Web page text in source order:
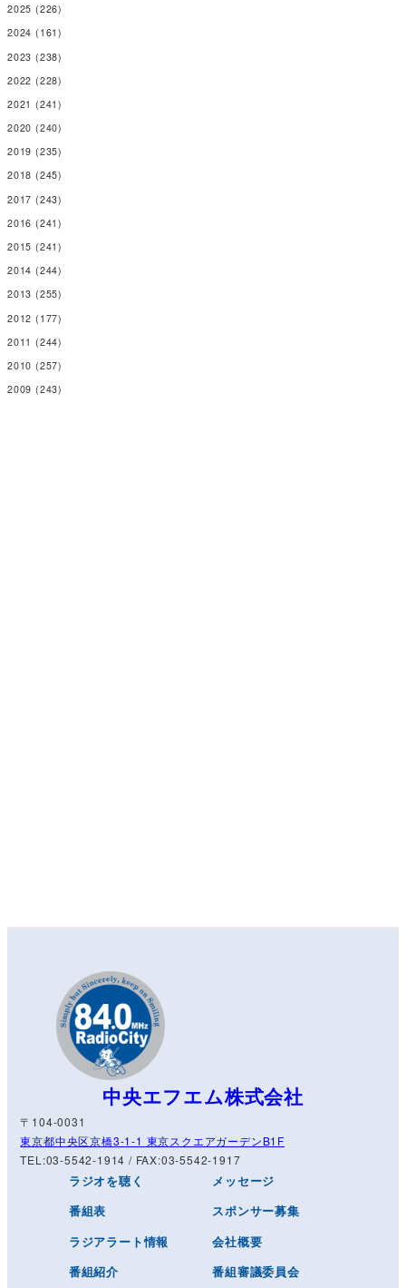
2025 (226)
2024 (161)
2023 (238)
2022 (228)
2021 (241)
2020 (240)
2019 (235)
2018 (245)
2017 (243)
2016 (241)
2015 (241)
2014 (244)
2013 (255)
2012 (177)
2011 (244)
2010 (257)
2009 (243)
中央エフエム株式会社
〒104-0031
東京都中央区京橋3-1-1 東京スクエアガーデンB1F
TEL:03-5542-1914 / FAX:03-5542-1917
ラジオを聴く
番組表
ラジアラート情報
番組紹介
メッセージ
スポンサー募集
会社概要
番組審議委員会